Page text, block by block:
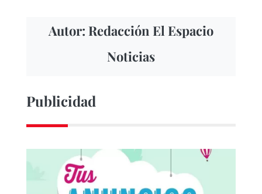
Autor: Redacción El Espacio
Noticias
Publicidad